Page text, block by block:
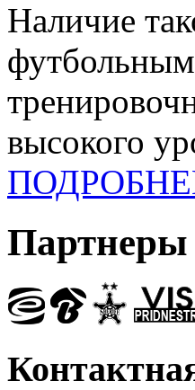
Наличие
высокого
Партнеры